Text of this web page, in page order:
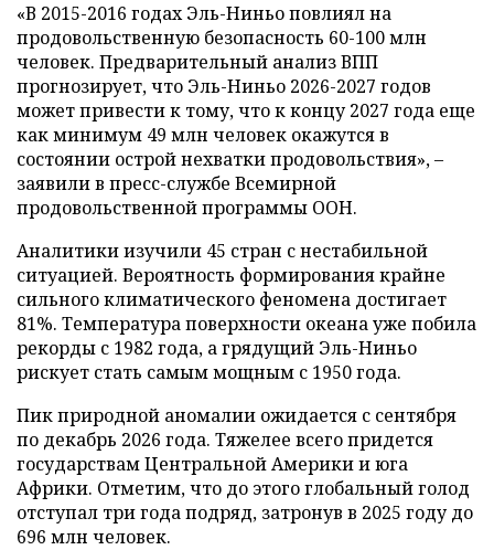
«В 2015-2016 годах Эль-Ниньо повлиял на
продовольственную безопасность 60-100 млн
человек. Предварительный анализ ВПП
прогнозирует, что Эль-Ниньо 2026-2027 годов
может привести к тому, что к концу 2027 года еще
как минимум 49 млн человек окажутся в
состоянии острой нехватки продовольствия», –
заявили в пресс-службе Всемирной
продовольственной программы ООН.
Аналитики изучили 45 стран с нестабильной
ситуацией. Вероятность формирования крайне
сильного климатического феномена достигает
81%. Температура поверхности океана уже побила
рекорды с 1982 года, а грядущий Эль-Ниньо
рискует стать самым мощным с 1950 года.
Пик природной аномалии ожидается с сентября
по декабрь 2026 года. Тяжелее всего придется
государствам Центральной Америки и юга
Африки. Отметим, что до этого глобальный голод
отступал три года подряд, затронув в 2025 году до
696 млн человек.